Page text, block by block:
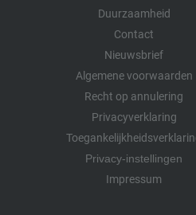
Duurzaamheid
Contact
Nieuwsbrief
Algemene voorwaarden
Recht op annulering
Privacyverklaring
Privacy-instellingen
Impressum